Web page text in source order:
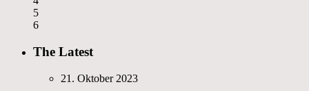
5
6
The Latest
21. Oktober 2023